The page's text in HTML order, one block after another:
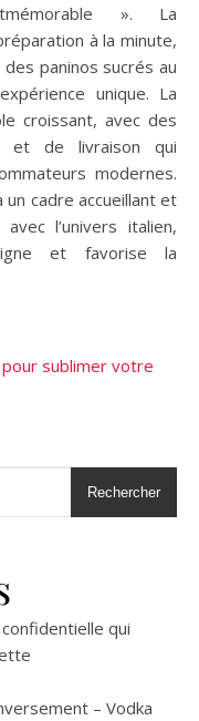
». La
à la minute,
paninos sucrés au
unique. La
croissant, avec des
et de livraison qui
modernes.
cadre accueillant et
l’univers italien,
et favorise la
sublimer votre
Rechercher
qui
– Vodka